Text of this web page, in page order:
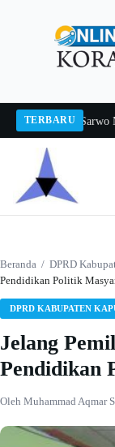
TERBARU
Pj Sekda Sarwo
Beranda / DPRD
Pendidikan Politik
DPRD KABUPATEN
Jelang
Pendidikan
Oleh Muhammad Aqmar